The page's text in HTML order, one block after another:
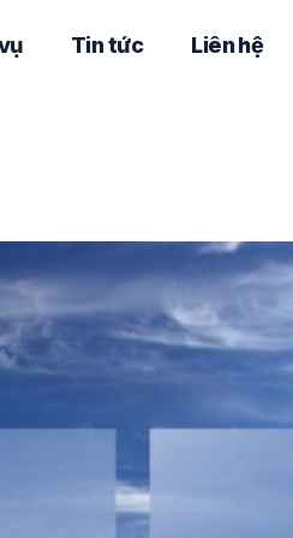
Tin tức Liên hệ